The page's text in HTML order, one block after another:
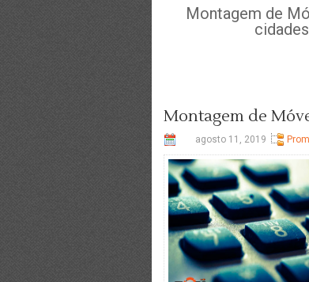
Montagem de
Montagem de
agosto 11, 2019